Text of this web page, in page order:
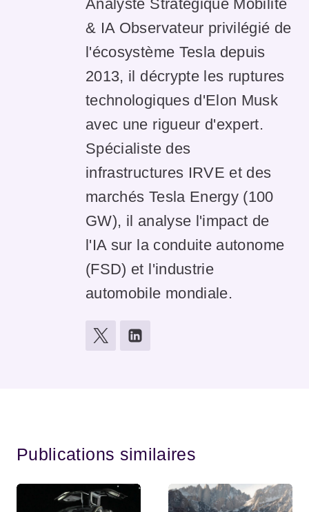
Analyste Stratégique Mobilité
& IA Observateur privilégié de
l'écosystème Tesla depuis
2013, il décrypte les ruptures
technologiques d'Elon Musk
avec une rigueur d'expert.
Spécialiste des
infrastructures IRVE et des
marchés Tesla Energy (100
GW), il analyse l'impact de
l'IA sur la conduite autonome
(FSD) et l'industrie
automobile mondiale.
Publications similaires